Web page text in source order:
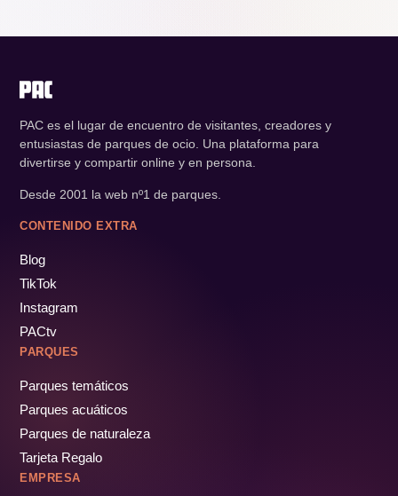
PAC es el lugar de encuentro de visitantes, creadores y
entusiastas de parques de ocio. Una plataforma para
divertirse y compartir online y en persona.
Desde 2001 la web nº1 de parques.
CONTENIDO EXTRA
Blog
TikTok
Instagram
PACtv
PARQUES
Parques temáticos
Parques acuáticos
Parques de naturaleza
Tarjeta Regalo
EMPRESA